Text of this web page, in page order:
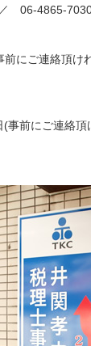
06-4865-
にご連絡頂け
事前にご連絡